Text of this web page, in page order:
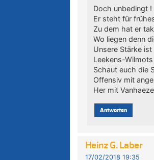
Doch unbedingt
Er steht für
Zu dem hat er
Wo liegen denn
Unsere Stärke
Leekens-
Schaut euch die
Offensiv mit
Her mit
Antworten
Heinz G. Laber
17/02/2018 19:35